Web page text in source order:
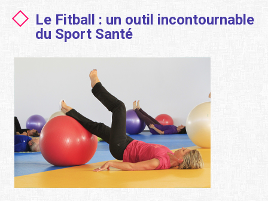
Le Fitball : un outil incontournable
du Sport Santé